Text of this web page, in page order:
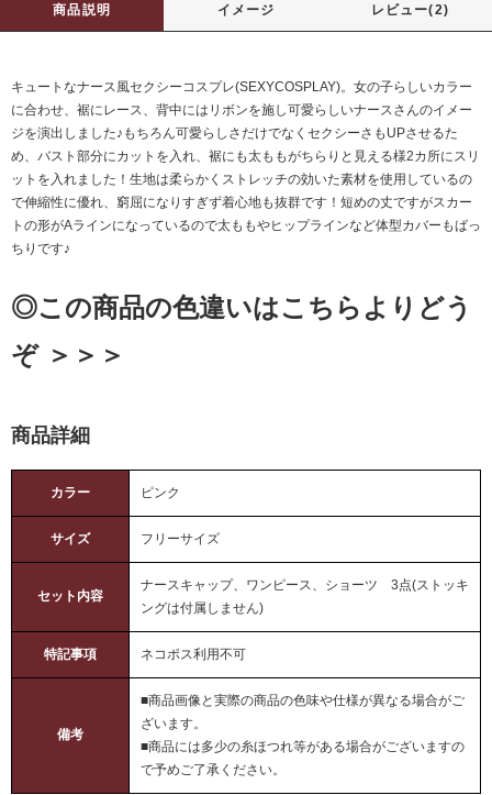
商品説明 イメージ レビュー(2)
キュートなナース風セクシーコスプレ(SEXYCOSPLAY)。女の子らしいカラー
に合わせ、裾にレース、背中にはリボンを施し可愛らしいナースさんのイメー
ジを演出しました♪もちろん可愛らしさだけでなくセクシーさもUPさせるた
め、バスト部分にカットを入れ、裾にも太ももがちらりと見える様2カ所にスリ
ットを入れました！生地は柔らかくストレッチの効いた素材を使用しているの
で伸縮性に優れ、窮屈になりすぎず着心地も抜群です！短めの丈ですがスカー
トの形がAラインになっているので太ももやヒップラインなど体型カバーもばっ
ちりです♪
◎この商品の色違いはこちらよりどう
ぞ ＞＞＞
商品詳細
カラー ピンク
サイズ フリーサイズ
セット内容
ナースキャップ、ワンピース、ショーツ 3点(ストッキ
ングは付属しません)
特記事項 ネコポス利用不可
備考
■商品画像と実際の商品の色味や仕様が異なる場合がご
ざいます。
■商品には多少の糸ほつれ等がある場合がございますの
で予めご了承ください。